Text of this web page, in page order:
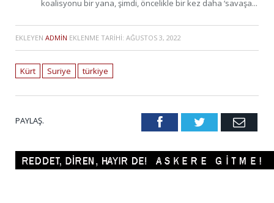
koalisyonu bir yana, şimdi, öncelikle bir kez daha ‘savaşa...
EKLEYEN ADMIN EKLENME TARIHI: AĞUSTOS 3, 2022
Kürt Suriye türkiye
PAYLAŞ. FacebookTwitter Email